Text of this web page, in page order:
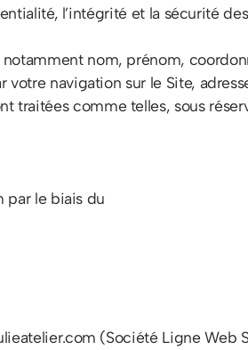
l’intégrité et la sécurité
nom, prénom,
navigation sur le Site,
comme telles, sous
par le biais du
(Société Ligne Web